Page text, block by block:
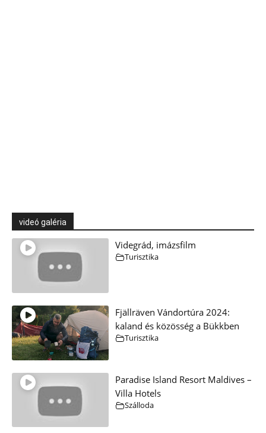
videó galéria
Videgrád, imázsfilm
Turisztika
Fjällräven Vándortúra 2024:
kaland és közösség a Bükkben
Turisztika
Paradise Island Resort Maldives –
Villa Hotels
Szálloda